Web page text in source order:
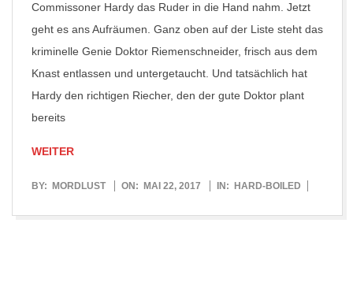
Commissoner Hardy das Ruder in die Hand nahm. Jetzt
geht es ans Aufräumen. Ganz oben auf der Liste steht das
kriminelle Genie Doktor Riemenschneider, frisch aus dem
Knast entlassen und untergetaucht. Und tatsächlich hat
Hardy den richtigen Riecher, den der gute Doktor plant
bereits
WEITER
2017-
BY: MORDLUST ON: MAI 22, 2017 IN: HARD-BOILED